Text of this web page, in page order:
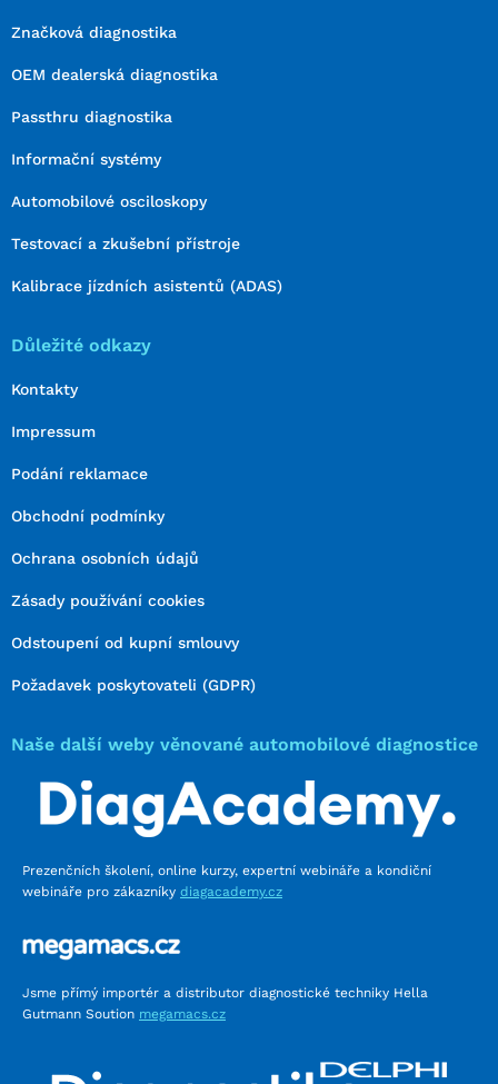
Značková diagnostika
OEM dealerská diagnostika
Passthru diagnostika
Informační systémy
Automobilové osciloskopy
Testovací a zkušební přístroje
Kalibrace jízdních asistentů (ADAS)
Důležité odkazy
Kontakty
Impressum
Podání reklamace
Obchodní podmínky
Ochrana osobních údajů
Zásady používání cookies
Odstoupení od kupní smlouvy
Požadavek poskytovateli (GDPR)
Naše další weby věnované automobilové diagnostice
Prezenčních školení, online kurzy, expertní webináře a kondiční
webináře pro zákazníky diagacademy.cz
Jsme přímý importér a distributor diagnostické techniky Hella
Gutmann Soution megamacs.cz